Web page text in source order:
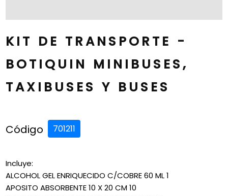
KIT DE TRANSPORTE -
BOTIQUIN MINIBUSES,
TAXIBUSES Y BUSES
Código 701211
Incluye:
ALCOHOL GEL ENRIQUECIDO C/COBRE 60 ML 1
APOSITO ABSORBENTE 10 X 20 CM 10